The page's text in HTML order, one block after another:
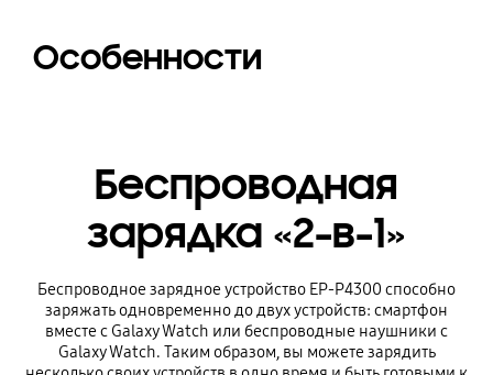
Особенности
Беспроводная
зарядка «2-в-1»
Беспроводное зарядное устройство EP-P4300 способно
заряжать одновременно до двух устройств: смартфон
вместе с Galaxy Watch или беспроводные наушники с
Galaxy Watch. Таким образом, вы можете зарядить